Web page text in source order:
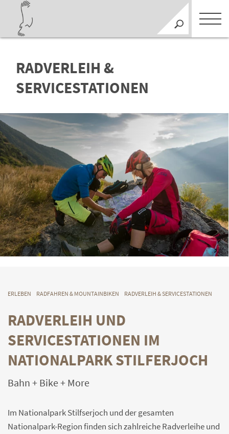
RADVERLEIH &
SERVICESTATIONEN
ERLEBEN RADFAHREN & MOUNTAINBIKEN RADVERLEIH & SERVICESTATIONEN
RADVERLEIH UND
SERVICESTATIONEN IM
NATIONALPARK STILFERJOCH
Bahn + Bike + More
Im Nationalpark Stilfserjoch und der gesamten
Nationalpark-Region finden sich zahlreiche Radverleihe und